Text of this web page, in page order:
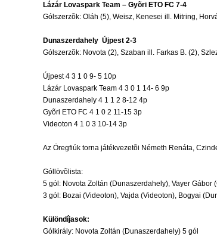
Lázár Lovaspark Team – Gyõri ETO FC 7-4
Gólszerzõk: Oláh (5), Weisz, Kenesei ill. Mitring,
Dunaszerdahely  Újpest 2-3
Gólszerzõk: Novota (2), Szaban ill. Farkas B. (2),
Újpest 4 3 1 0 9- 5 10p
Lázár Lovaspark Team 4 3 0 1 14- 6 9p
Dunaszerdahely 4 1 1 2 8-12 4p
Gyõri ETO FC 4 1 0 2 11-15 3p
Videoton 4 1 0 3 10-14 3p
Az Öregfiúk torna játékvezetõi Németh Renáta,
Góllövõlista:
5 gól: Novota Zoltán (Dunaszerdahely), Vayer Gábor
3 gól: Bozai (Videoton), Vajda (Videoton), Bogyai
Különdíjasok:
Gólkirály: Novota Zoltán (Dunaszerdahely) 5 gól